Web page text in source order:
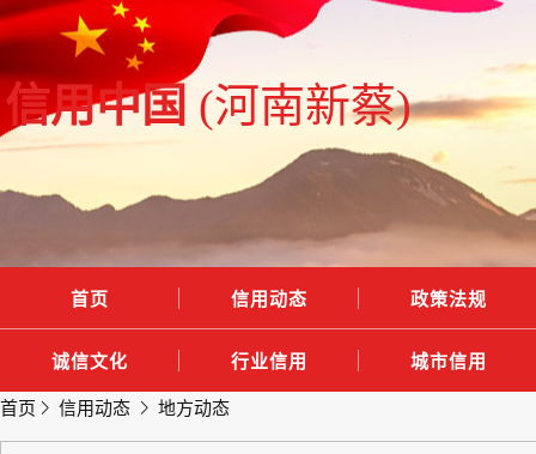
信用中国 (河南新蔡)
首页 信用动态 政策法规
诚信文化 行业信用 城市信用
首页 信用动态 地方动态